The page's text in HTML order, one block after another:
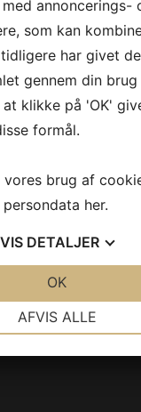
X
12
Fortryd køb
annoncerings-
som kan
har givet
gennem din
at klikke på 'OK'
formål.
brug af
her.
VIS DETALJER
AFVIS ALLE
OK